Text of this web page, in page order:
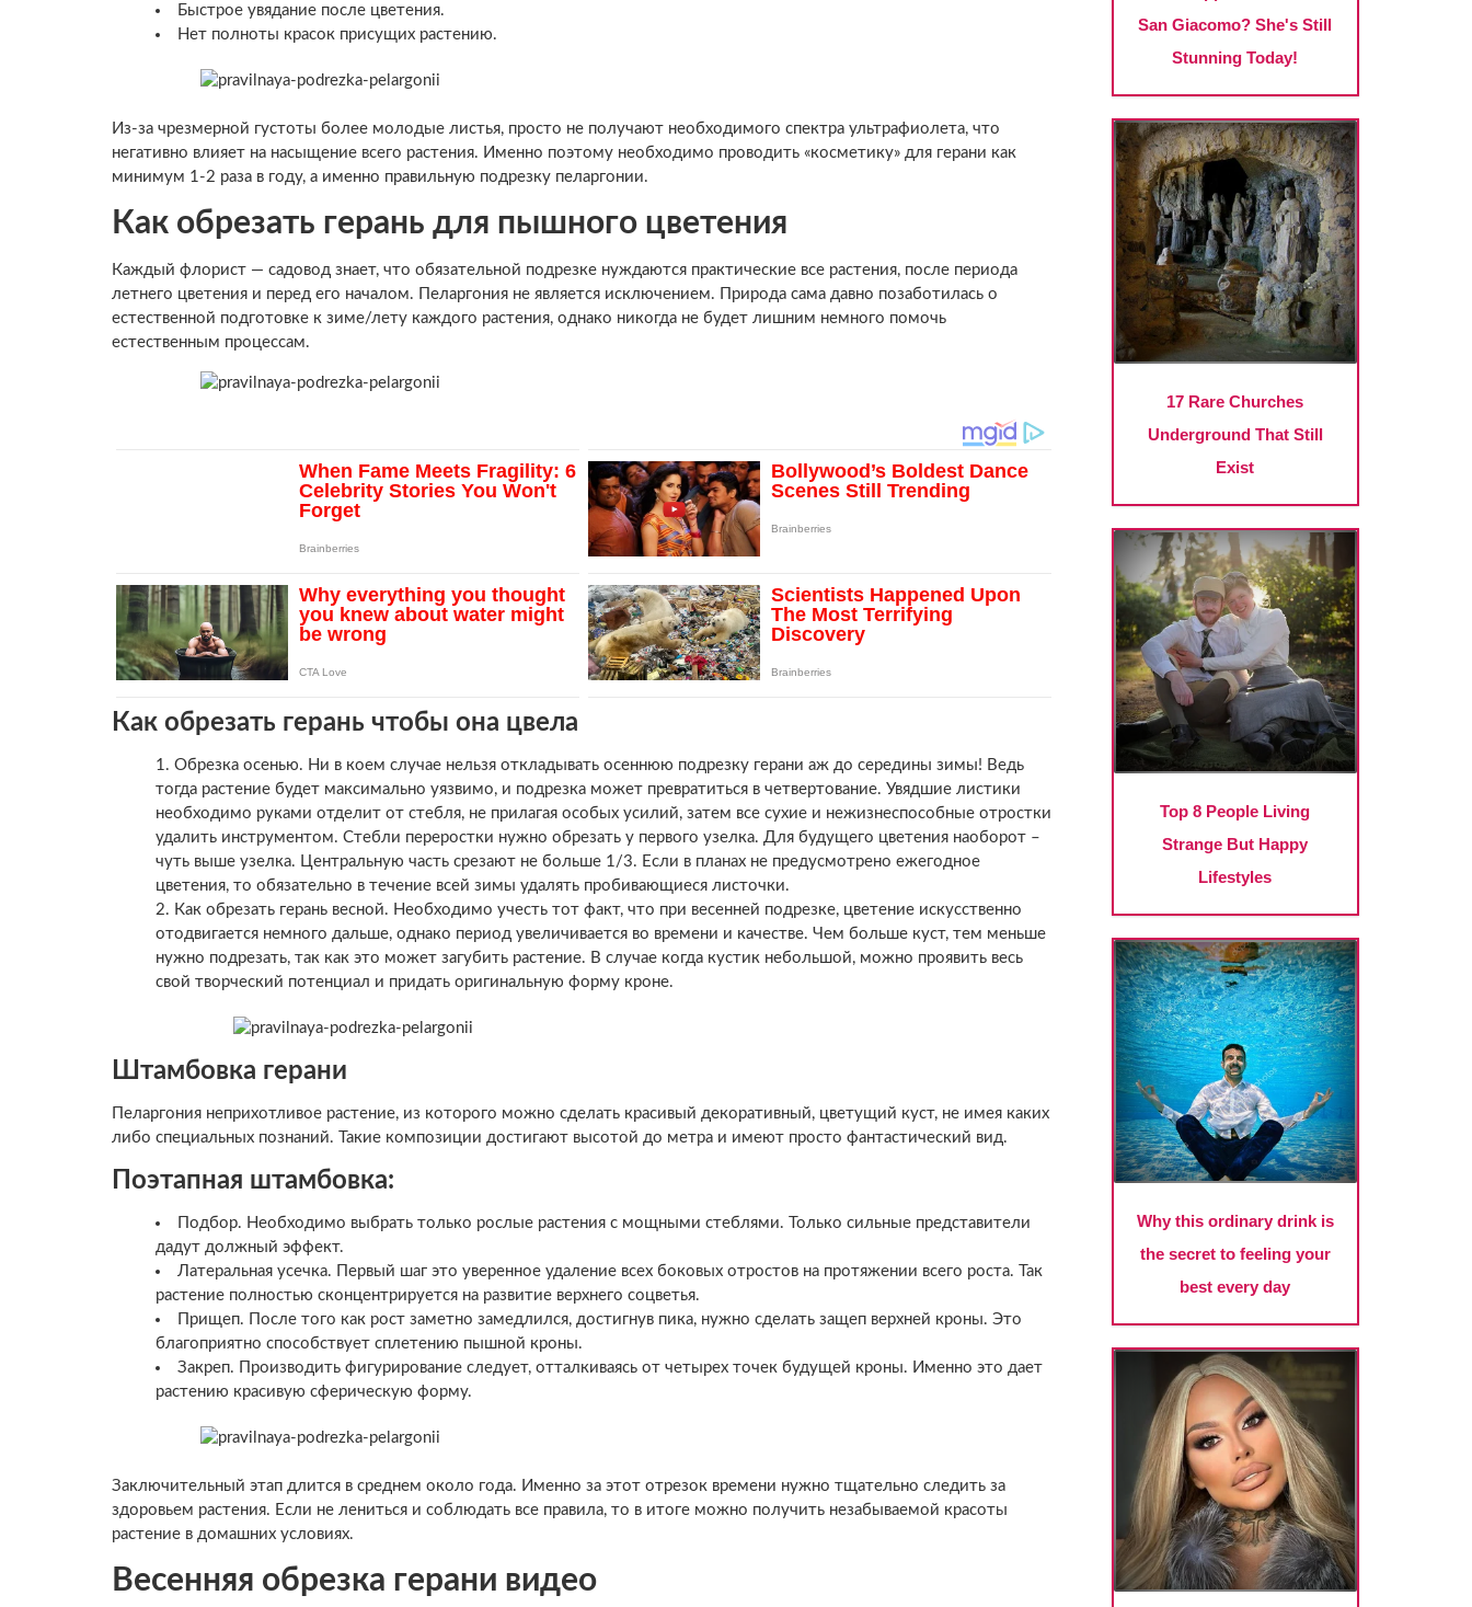
Быстрое увядание после цветения.
Нет полноты красок присущих растению.
Из-за чрезмерной густоты более молодые листья, просто не получают необходимого спектра ультрафиолета, что
негативно влияет на насыщение всего растения. Именно поэтому необходимо проводить «косметику» для герани как
минимум 1-2 раза в году, а именно правильную подрезку пеларгонии.
Как обрезать герань для пышного цветения
Каждый флорист — садовод знает, что обязательной подрезке нуждаются практические все растения, после периода
летнего цветения и перед его началом. Пеларгония не является исключением. Природа сама давно позаботилась о
естественной подготовке к зиме/лету каждого растения, однако никогда не будет лишним немного помочь
естественным процессам.
Как обрезать герань чтобы она цвела
Обрезка осенью. Ни в коем случае нельзя откладывать осеннюю подрезку герани аж до середины зимы! Ведь
тогда растение будет максимально уязвимо, и подрезка может превратиться в четвертование. Увядшие листики
необходимо руками отделит от стебля, не прилагая особых усилий, затем все сухие и нежизнеспособные отростки
удалить инструментом. Стебли переростки нужно обрезать у первого узелка. Для будущего цветения наоборот –
чуть выше узелка. Центральную часть срезают не больше 1/3. Если в планах не предусмотрено ежегодное
цветения, то обязательно в течение всей зимы удалять пробивающиеся листочки.
Как обрезать герань весной. Необходимо учесть тот факт, что при весенней подрезке, цветение искусственно
отодвигается немного дальше, однако период увеличивается во времени и качестве. Чем больше куст, тем меньше
нужно подрезать, так как это может загубить растение. В случае когда кустик небольшой, можно проявить весь
свой творческий потенциал и придать оригинальную форму кроне.
Штамбовка герани
Пеларгония неприхотливое растение, из которого можно сделать красивый декоративный, цветущий куст, не имея каких
либо специальных познаний. Такие композиции достигают высотой до метра и имеют просто фантастический вид.
Поэтапная штамбовка:
Подбор. Необходимо выбрать только рослые растения с мощными стеблями. Только сильные представители
дадут должный эффект.
Латеральная усечка. Первый шаг это уверенное удаление всех боковых отростов на протяжении всего роста. Так
растение полностью сконцентрируется на развитие верхнего соцветья.
Прищеп. После того как рост заметно замедлился, достигнув пика, нужно сделать защеп верхней кроны. Это
благоприятно способствует сплетению пышной кроны.
Закреп. Производить фигурирование следует, отталкиваясь от четырех точек будущей кроны. Именно это дает
растению красивую сферическую форму.
Заключительный этап длится в среднем около года. Именно за этот отрезок времени нужно тщательно следить за
здоровьем растения. Если не лениться и соблюдать все правила, то в итоге можно получить незабываемой красоты
растение в домашних условиях.
Весенняя обрезка герани видео